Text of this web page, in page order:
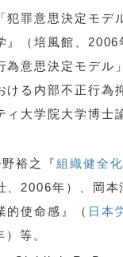
犯罪意思決定モデ
』（培風館、
為意思決定モデル
ける内部不正行為
ィ大学院大学博士
裕之『組織健全
、2006年）、岡
的使命感』（ 日本
等。